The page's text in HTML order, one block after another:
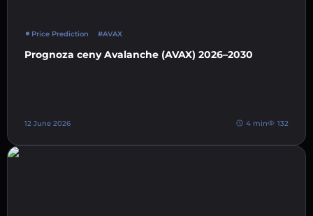
Price Prediction #AVAX
Prognoza ceny Avalanche (AVAX) 2026–2030
12 June 2026 4 min 132